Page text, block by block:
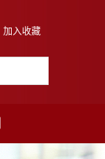
加入收藏